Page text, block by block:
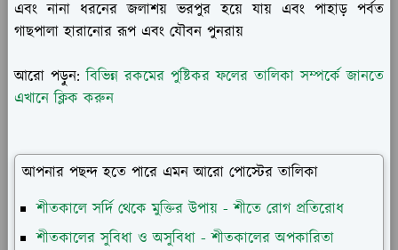
এবং নানা ধরনের জলাশয় ভরপুর হয়ে যায় এবং পাহাড় পর্বত
গাছপালা হারানোর রূপ এবং যৌবন পুনরায়
আরো পড়ুন: বিভিন্ন রকমের পুষ্টিকর ফলের তালিকা সম্পর্কে জানতে
এখানে ক্লিক করুন
আপনার পছন্দ হতে পারে এমন আরো পোস্টের তালিকা
শীতকালে সর্দি থেকে মুক্তির উপায় - শীতে রোগ প্রতিরোধ
শীতকালের সুবিধা ও অসুবিধা - শীতকালের অপকারিতা